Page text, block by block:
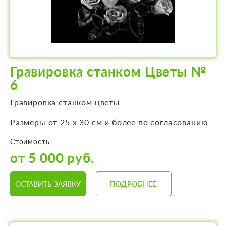
Гравировка станком Цветы №
6
Гравировка станком цветы
Размеры от 25 х 30 см и более по согласованию
Стоимость
от 5 000 руб.
ОСТАВИТЬ ЗАЯВКУ ПОДРОБНЕЕ